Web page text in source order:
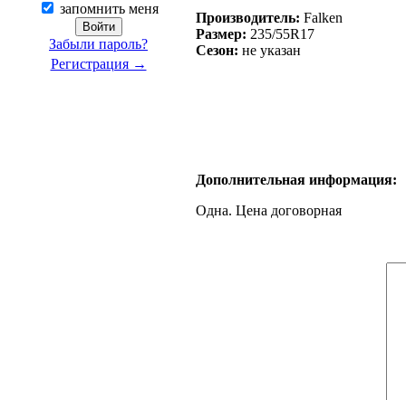
запомнить меня
Забыли пароль?
Регистрация →
Производитель: Falken
Размер: 235/55R17
Сезон: не указан
Дополнительная информация:
Одна. Цена договорная